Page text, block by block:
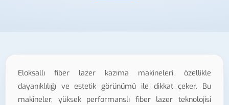
Eloksallı fiber lazer kazıma makineleri, özellikle
dayanıklılığı ve estetik görünümü ile dikkat çeker. Bu
makineler, yüksek performanslı fiber lazer teknolojisi